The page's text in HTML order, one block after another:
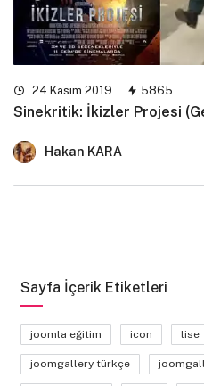
24 Kasım 2019 5865
Sinekritik: İkizler Projesi
Hakan KARA
Sayfa İçerik Etiketleri
joomla eğitim icon lise
joomgallery türkçe